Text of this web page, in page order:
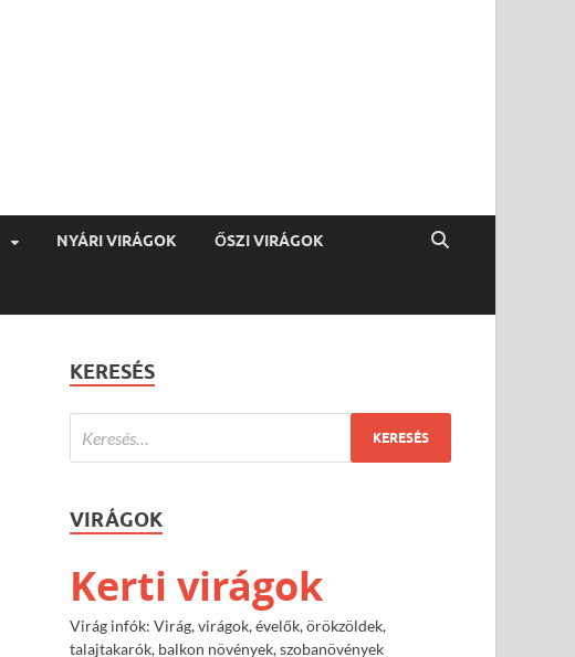
NYÁRI VIRÁGOK ŐSZI VIRÁGOK
KERESÉS
VIRÁGOK
Kerti virágok
Virág infók: Virág, virágok, évelők, örökzöldek,
talajtakarók, balkon növények, szobanövények